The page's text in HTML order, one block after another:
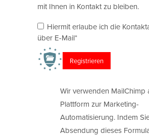
mit Ihnen in Kontakt zu bleiben.
Hiermit erlaube ich die
über E-Mail*
Wir verwenden MailChimp
Plattform zur Marketing-
Automatisierung. Indem
Absendung dieses